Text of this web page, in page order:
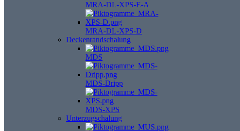
MRA-DL-XPS-E-A
MRA-DL-XPS-D
Deckenrandschalung
MDS
MDS-Dripp
MDS-XPS
Unterzugschalung